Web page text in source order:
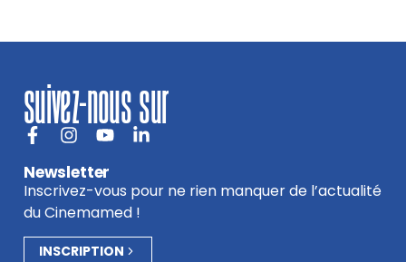
suivez-nous sur
Newsletter
Inscrivez-vous pour ne rien manquer de l’actualité
du Cinemamed !
INSCRIPTION